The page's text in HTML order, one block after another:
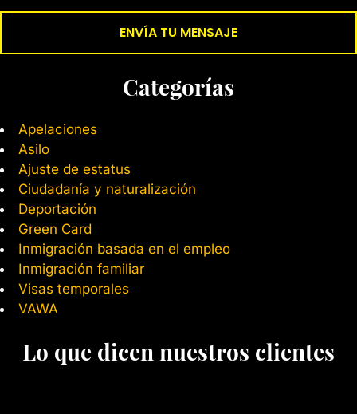
Categorías
Apelaciones
Asilo
Ajuste de estatus
Ciudadanía y naturalización
Deportación
Green Card
Inmigración basada en el empleo
Inmigración familiar
Visas temporales
VAWA
Lo que dicen nuestros clientes